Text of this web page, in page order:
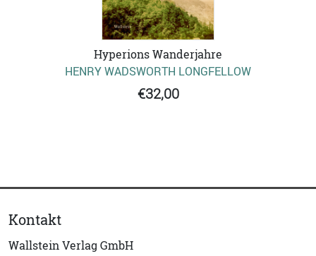
Hyperions Wanderjahre
HENRY WADSWORTH LONGFELLOW
€32,00
Kontakt
Wallstein Verlag GmbH